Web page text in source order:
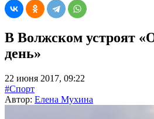
В Волжском устроят
день»
22 июня 2017, 09:22
#Спорт
Автор: Елена Мухина